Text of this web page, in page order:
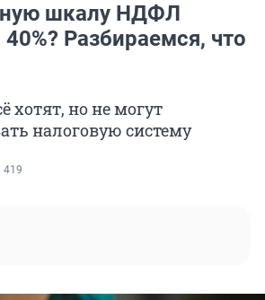
шкалу НДФЛ
40%? Разбираемся, что
хотят, но не могут
налоговую систему
419